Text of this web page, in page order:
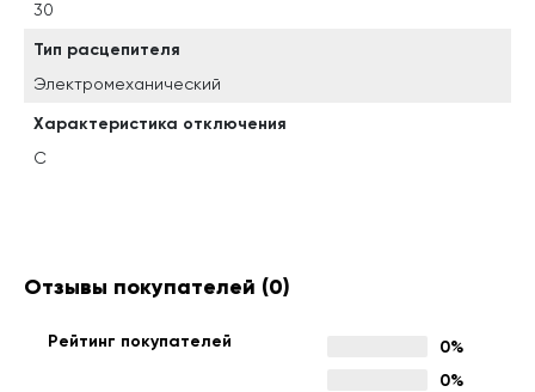
30
Тип расцепителя
Электромеханический
Характеристика отключения
C
Отзывы покупателей (0)
Рейтинг покупателей
0%
0%